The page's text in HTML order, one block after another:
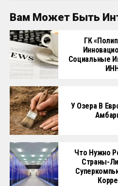
Вам Может Быть
ГК
Социальные
У Озера В
Что Нужно
Страны-